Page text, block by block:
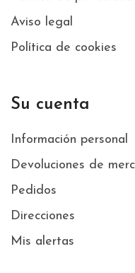
Aviso legal
Política de cookies
Su cuenta
Información personal
Devoluciones de
Pedidos
Direcciones
Mis alertas